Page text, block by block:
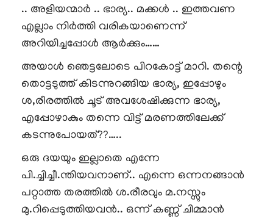
.. അളിയന്മാർ .. ഭാര്യ.. മക്കൾ .. ഇത്തവണ
എല്ലാം നിർത്തി വരികയാണെന്ന്
അറിയിച്ചപ്പോൾ ആർക്കും……
അയാൾ ഞെട്ടലോടെ പിറകോട്ട് മാറി. തന്റെ
തൊട്ടടുത്ത് കിടന്നുറങ്ങിയ ഭാര്യ, ഇപ്പോഴും
ശ,രീരത്തിൽ ചൂട് അവശേഷിക്കുന്ന ഭാര്യ,
എപ്പോഴാകും തന്നെ വിട്ട് മരണത്തിലേക്ക്
കടന്നുപോയത്??…..
ഒരു ദയയും ഇല്ലാതെ എന്നേ
പി.ച്ചിച്ചീ.ന്തിയവനാണ്.. എന്നെ ഒന്നനങ്ങാൻ
പറ്റാത്ത തരത്തിൽ ശ.രീരവും മ.നസ്സും
മു.റിപ്പെടുത്തിയവൻ.. ഒന്ന് കണ്ണ് ചിമ്മാൻ